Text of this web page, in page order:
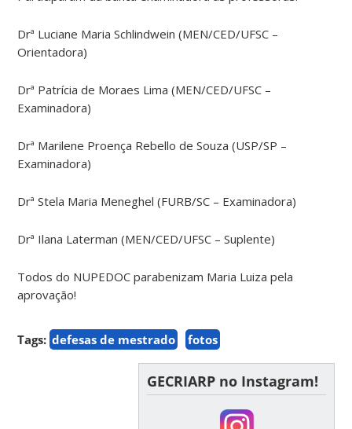
Drª Luciane Maria Schlindwein (MEN/CED/UFSC –
Orientadora)
Drª Patrícia de Moraes Lima (MEN/CED/UFSC –
Examinadora)
Drª Marilene Proença Rebello de Souza (USP/SP –
Examinadora)
Drª Stela Maria Meneghel (FURB/SC – Examinadora)
Drª Ilana Laterman (MEN/CED/UFSC – Suplente)
Todos do NUPEDOC parabenizam Maria Luiza pela
aprovação!
Tags: defesas de mestrado fotos
GECRIARP no Instagram!